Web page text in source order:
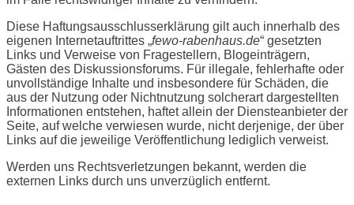
Diese Haftungsausschlusserklärung gilt auch innerhalb des
eigenen Internetauftrittes „fewo-rabenhaus.de“ gesetzten
Links und Verweise von Fragestellern, Blogeinträgern,
Gästen des Diskussionsforums. Für illegale, fehlerhafte oder
unvollständige Inhalte und insbesondere für Schäden, die
aus der Nutzung oder Nichtnutzung solcherart dargestellten
Informationen entstehen, haftet allein der Diensteanbieter der
Seite, auf welche verwiesen wurde, nicht derjenige, der über
Links auf die jeweilige Veröffentlichung lediglich verweist.
Werden uns Rechtsverletzungen bekannt, werden die
externen Links durch uns unverzüglich entfernt.